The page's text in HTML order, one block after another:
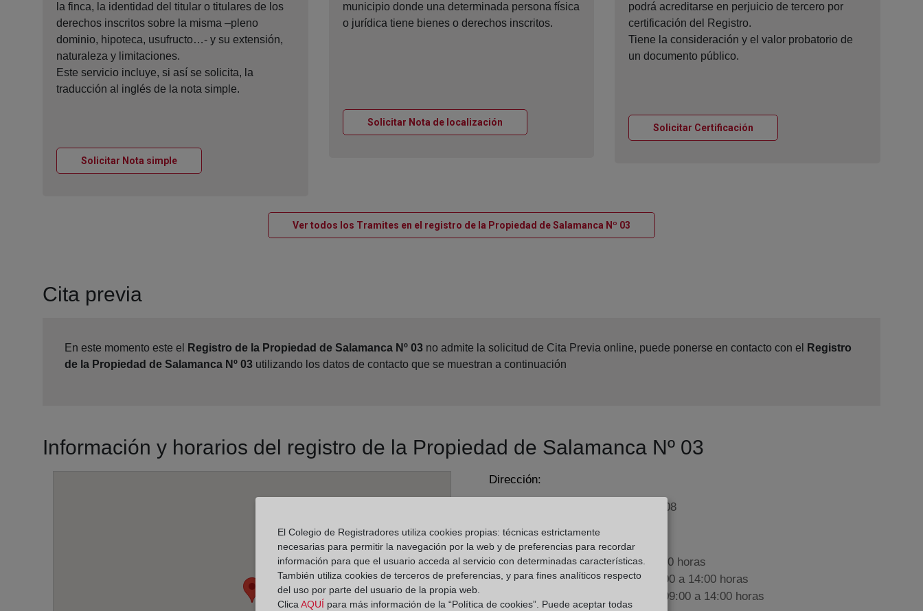
la finca, la identidad del titular o titulares de los
derechos inscritos sobre la misma –pleno
dominio, hipoteca, usufructo…- y su extensión,
naturaleza y limitaciones.
Este servicio incluye, si así se solicita, la
traducción al inglés de la nota simple.
Solicitar Nota simpleVentana nueva
municipio donde una determinada persona física
o jurídica tiene bienes o derechos inscritos.
Solicitar Nota de localizaciónVentana nueva
podrá acreditarse en perjuicio de tercero por
certificación del Registro.
Tiene la consideración y el valor probatorio de
un documento público.
Solicitar Certificación
Ver todos los Tramites en el registro de la Propiedad de Salamanca Nº 03
Cita previa
En este momento este el Registro de la Propiedad de Salamanca Nº 03 no admite la solicitud de Cita Previa online, puede ponerse en contacto con el
Registro
de la Propiedad de Salamanca Nº 03 utilizando los datos de contacto que se muestran a continuación
Información y horarios del registro de la Propiedad de Salamanca Nº 03
Dirección:
Santa María la Blanca, 5 - 13, 37008
Horario:
De lunes a viernes de 09:00 a 17:00 horas
Agosto: De lunes a viernes de 09:00 a 14:00 horas
Los días 24 y 31 de diciembre de 09:00 a 14:00 horas
El Colegio de Registradores utiliza cookies propias: técnicas estrictamente
necesarias para permitir la navegación por la web y de preferencias para recordar
información para que el usuario acceda al servicio con determinadas características.
También utiliza cookies de terceros de preferencias, y para fines analíticos respecto
del uso por parte del usuario de la propia web.
ClicaAQUÍ para más información de la “Política de cookies”. Puede aceptar todas